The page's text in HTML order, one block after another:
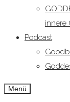
innere
Podcast
Menü